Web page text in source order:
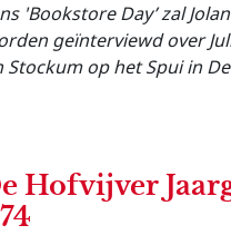
'Bookstore Day’ zal
geïnterviewd over
Stockum op het Spui in
Hofvijver